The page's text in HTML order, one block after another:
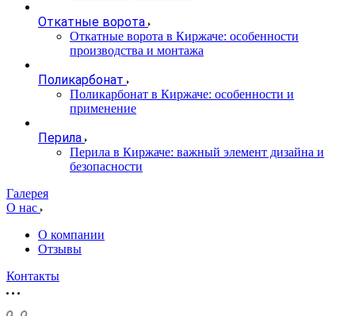
Откатные ворота
Откатные ворота в Киржаче: особенности
производства и монтажа
Поликарбонат
Поликарбонат в Киржаче: особенности и
применение
Перила
Перила в Киржаче: важный элемент дизайна и
безопасности
Галерея
О нас
О компании
Отзывы
Контакты